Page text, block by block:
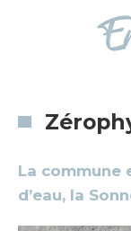
La commune
d’eau, la